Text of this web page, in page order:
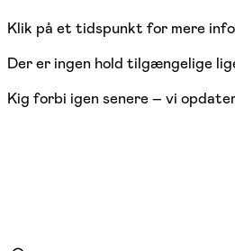
Klik på et tidspunkt for mere
Der er ingen hold tilgængelige
Kig forbi igen senere – vi